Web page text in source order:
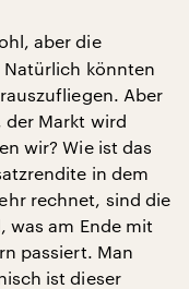
aber die
Natürlich könnten
Aber
der Markt wird
wir? Wie ist das
in dem
rechnet, sind die
was am Ende mit
passiert. Man
ist dieser